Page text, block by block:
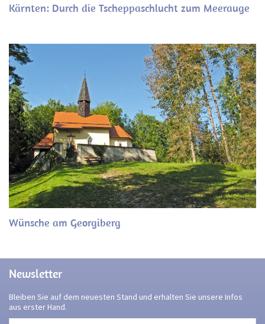
Kärnten: Durch die Tscheppaschlucht zum Meerauge
Wünsche am Georgiberg
Newsletter
Bleiben Sie auf dem neuesten Stand und erhalten Sie unsere Infos
aus erster Hand.